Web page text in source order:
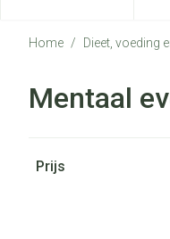
Home / Dieet, voeding
Mentaal
Prijs